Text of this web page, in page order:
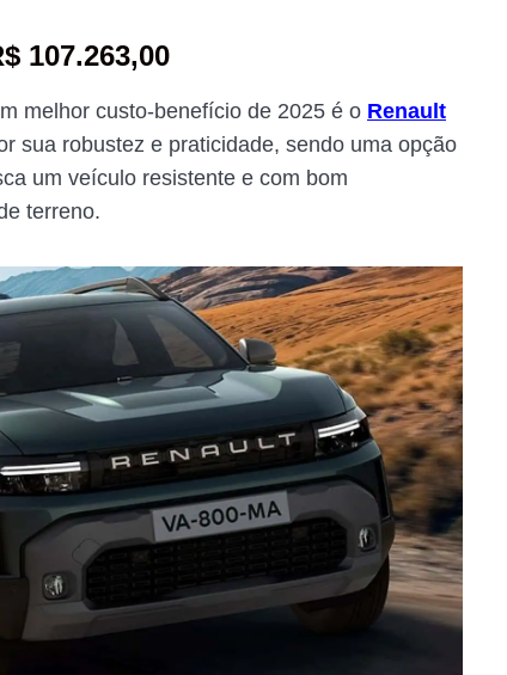
107.263,00
melhor custo-benefício de 2025 é o Renault
sua robustez e praticidade, sendo uma opção
um veículo resistente e com bom
terreno.